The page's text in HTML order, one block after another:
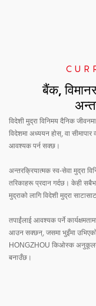
बैंक,
विदेशी मुद्रा विनिमय दैनिक
विदेशमा अध्ययन होस्, वा सीमापार
आवश्यक पर्न सक्छ।
अन्तरक्रियात्मक स्व-सेवा मुद्रा
तरिकाहरू प्रदान गर्दछ। केही
मुद्राको लागि विदेशी मुद्रा
तपाईंलाई आवश्यक पर्ने
आउन सक्छन्, जसमा भुइँमा
HONGZHOU किओस्क
बनाउँछ।